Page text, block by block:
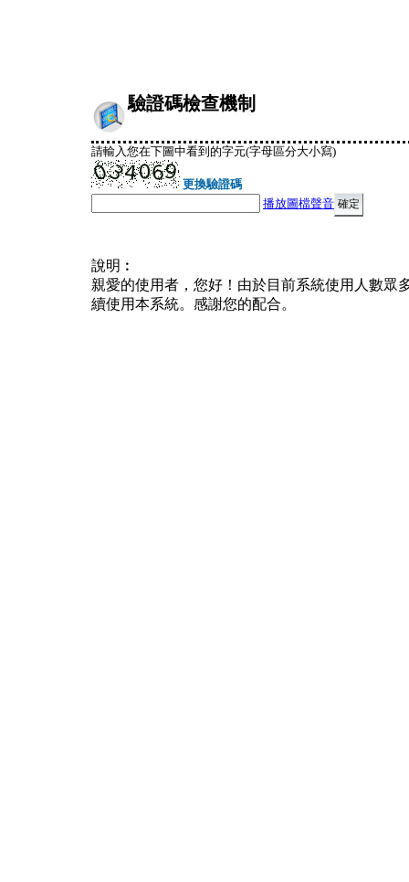
驗證碼檢查機制
請輸入您在下圖中看到的字元(字母區分大小寫)
更換驗證碼
播放圖檔聲音
說明︰
親愛的使用者，您好！由於目前系統使用人數眾
續使用本系統。感謝您的配合。